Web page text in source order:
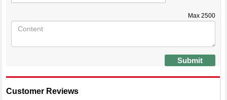
Max 2500
Submit
Customer Reviews